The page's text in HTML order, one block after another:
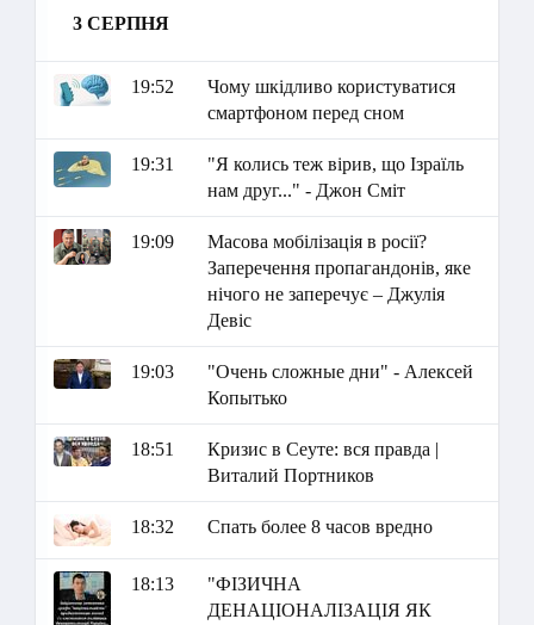
3 СЕРПНЯ
19:52
Чому шкідливо користуватися
смартфоном перед сном
19:31
"Я колись теж вірив, що Ізраїль
нам друг..." - Джон Сміт
19:09
Масова мобілізація в росії?
Заперечення пропагандонів, яке
нічого не заперечує – Джулія
Девіс
19:03
"Очень сложные дни" - Алексей
Копытько
18:51
Кризис в Сеуте: вся правда |
Виталий Портников
18:32 Спать более 8 часов вредно
18:13
"ФІЗИЧНА
ДЕНАЦІОНАЛІЗАЦІЯ ЯК